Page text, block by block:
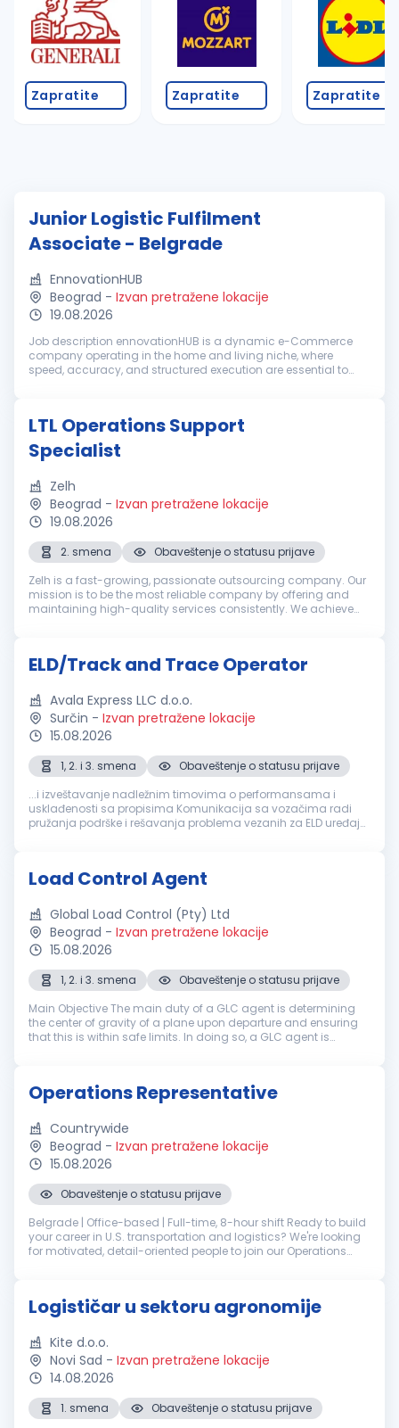
Zapratite Zapratite Zapratite
Junior Logistic Fulfilment
Associate - Belgrade
EnnovationHUB
Beograd - Izvan pretražene lokacije
19.08.2026
Job description ennovationHUB is a dynamic e-Commerce
company operating in the home and living niche, where
speed, accuracy, and structured execution are essential to
LTL Operations Support
Specialist
Zelh
Beograd - Izvan pretražene lokacije
19.08.2026
2. smena
Obaveštenje o statusu prijave
Zelh is a fast-growing, passionate outsourcing company. Our
mission is to be the most reliable company by offering and
maintaining high-quality services consistently. We achieve
ELD/Track and Trace Operator
Avala Express LLC d.o.o.
Surčin - Izvan pretražene lokacije
15.08.2026
1, 2. i 3. smena
Obaveštenje o statusu prijave
...i izveštavanje nadležnim timovima o performansama i
usklađenosti sa propisima Komunikacija sa vozačima radi
pružanja podrške i rešavanja problema vezanih za ELD uređaje
Load Control Agent
Global Load Control (Pty) Ltd
Beograd - Izvan pretražene lokacije
15.08.2026
1, 2. i 3. smena
Obaveštenje o statusu prijave
Main Objective The main duty of a GLC agent is determining
the center of gravity of a plane upon departure and ensuring
that this is within safe limits. In doing so, a GLC agent is
Operations Representative
Countrywide
Beograd - Izvan pretražene lokacije
15.08.2026
Obaveštenje o statusu prijave
Belgrade | Office-based | Full-time, 8-hour shift Ready to build
your career in U.S. transportation and logistics? We're looking
for motivated, detail-oriented people to join our Operations
Logističar u sektoru agronomije
Kite d.o.o.
Novi Sad - Izvan pretražene lokacije
14.08.2026
1. smena
Obaveštenje o statusu prijave